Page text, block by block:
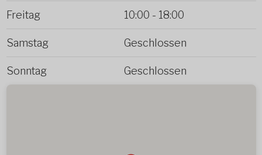
Freitag 10:00 - 18:00
Samstag Geschlossen
Sonntag Geschlossen